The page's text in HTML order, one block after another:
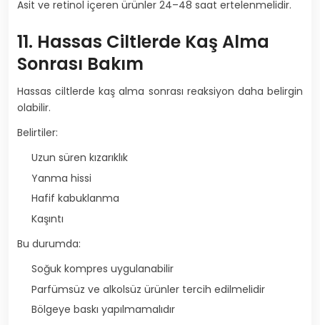
Asit ve retinol içeren ürünler 24–48 saat ertelenmelidir.
11. Hassas Ciltlerde Kaş Alma
Sonrası Bakım
Hassas ciltlerde kaş alma sonrası reaksiyon daha belirgin
olabilir.
Belirtiler:
Uzun süren kızarıklık
Yanma hissi
Hafif kabuklanma
Kaşıntı
Bu durumda:
Soğuk kompres uygulanabilir
Parfümsüz ve alkolsüz ürünler tercih edilmelidir
Bölgeye baskı yapılmamalıdır